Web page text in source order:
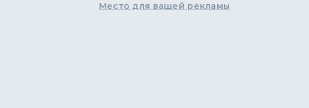
Место для вашей рекламы